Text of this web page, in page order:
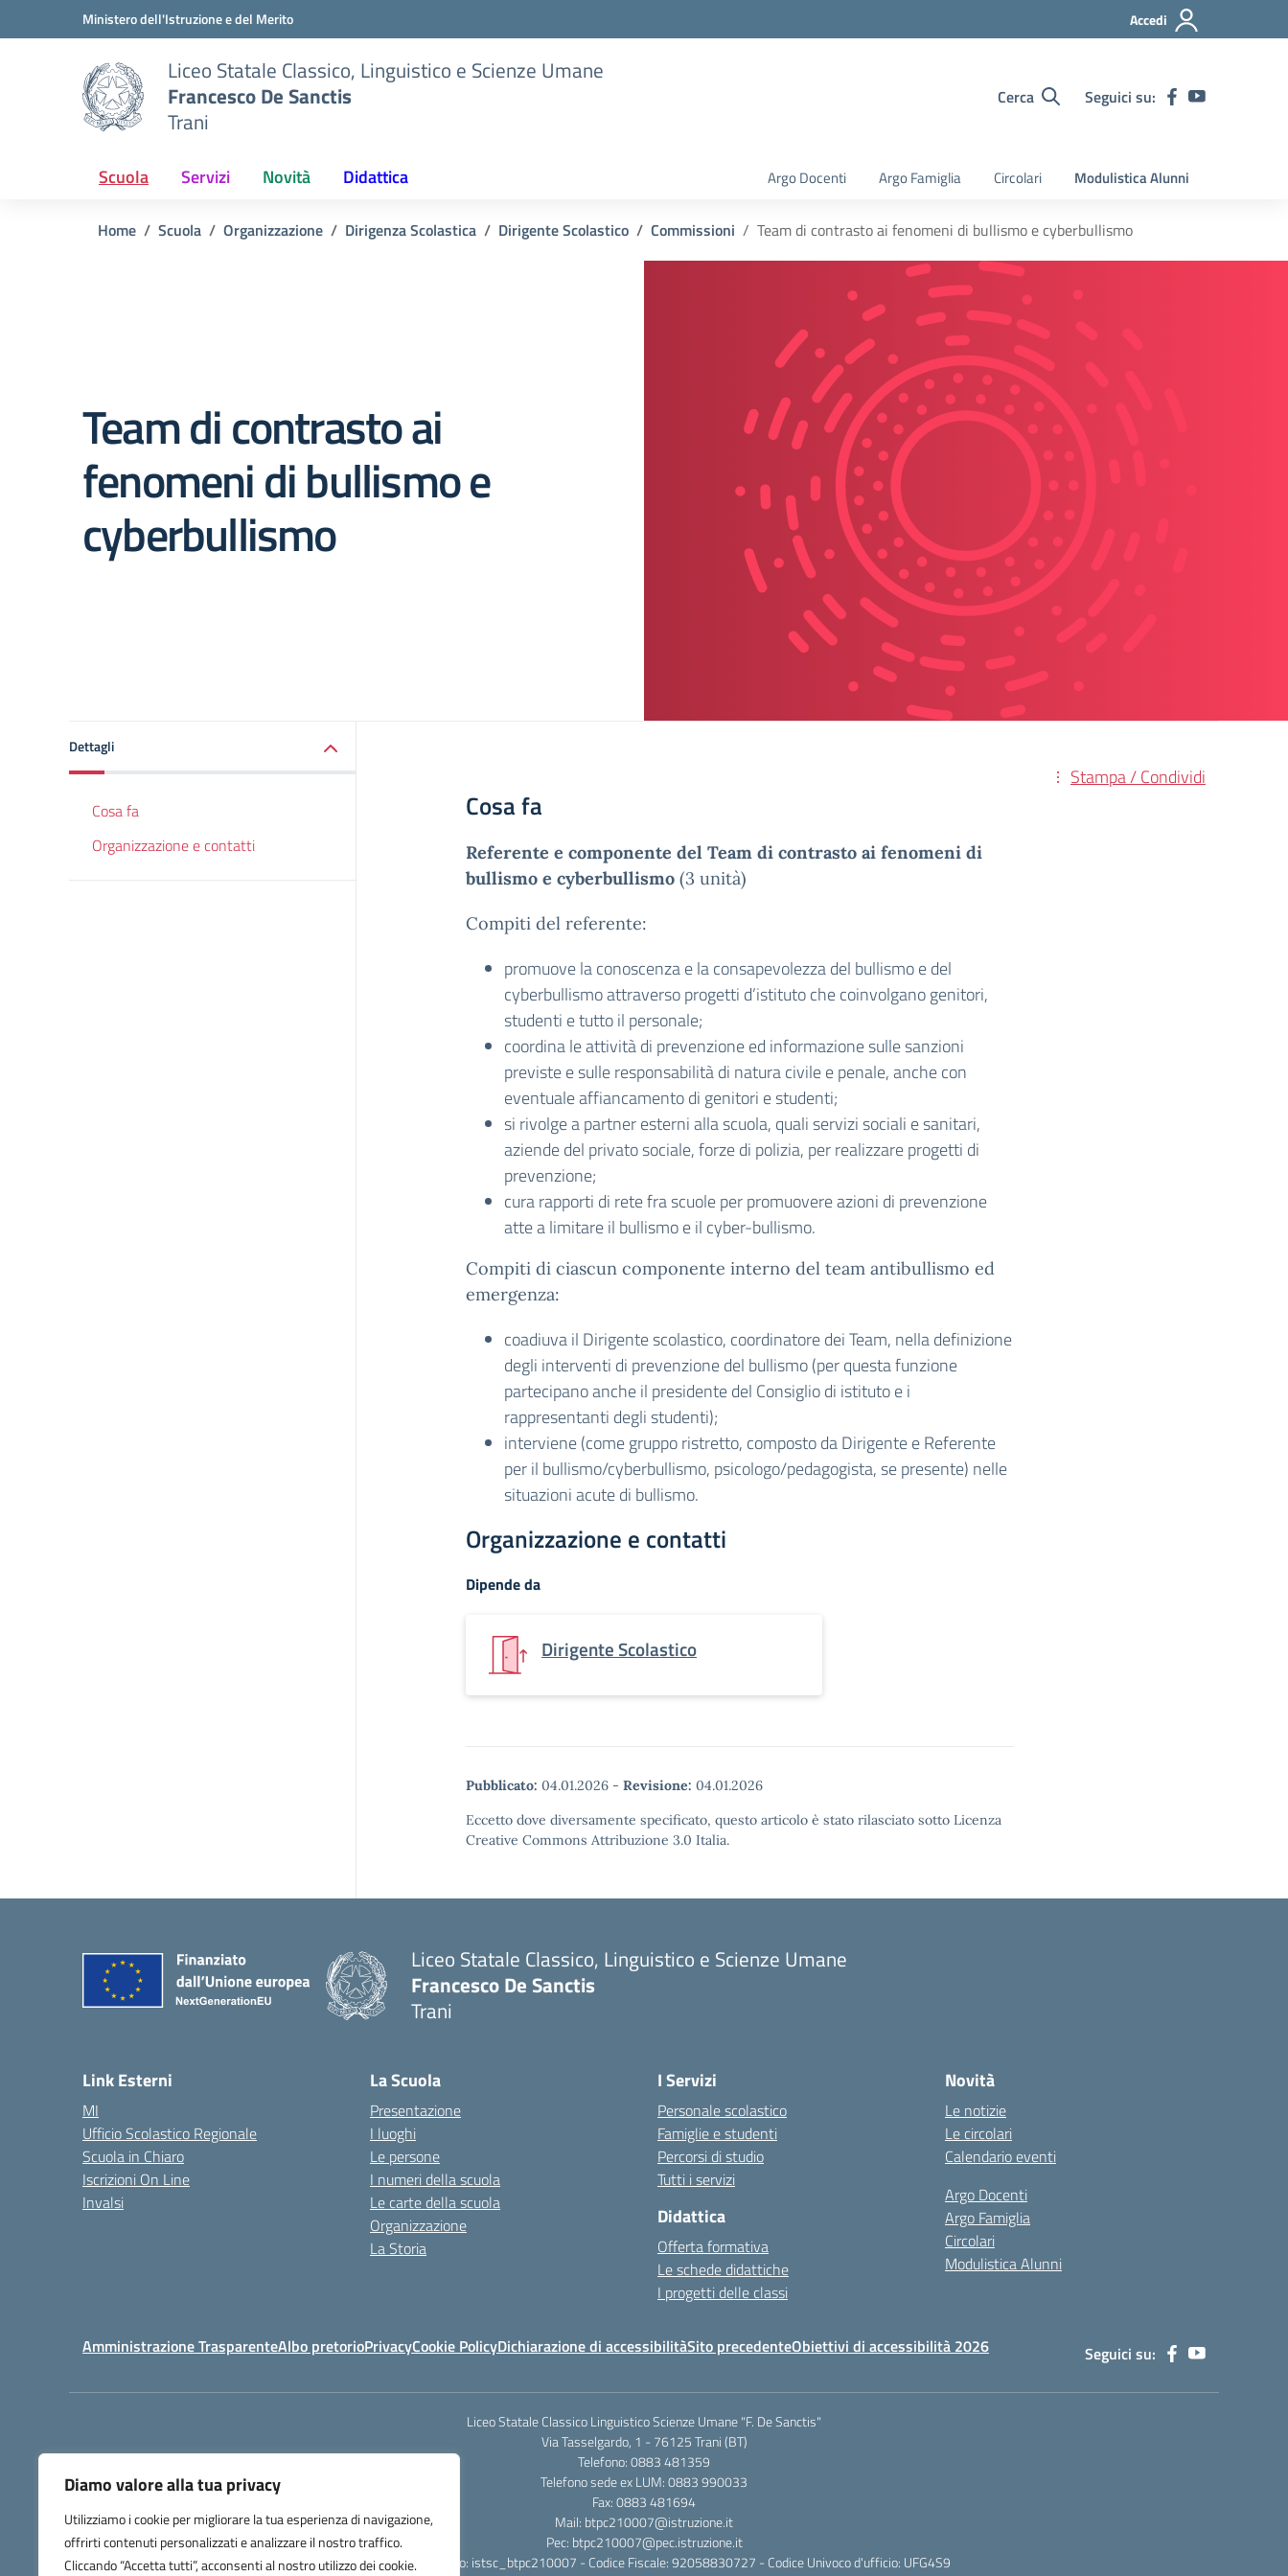
Diamo valore alla tua privacy
Utilizziamo i cookie per migliorare la tua esperienza di navigazione,
offrirti contenuti personalizzati e analizzare il nostro traffico.
Cliccando “Accetta tutti”, acconsenti al nostro utilizzo dei cookie.
Vai ai contenuti
Vai al menu di navigazioneMinistero dell'Istruzione e del Merito Accedi
Liceo Statale Classico, Linguistico e Scienze Umane
Francesco De Sanctis
Trani
Cerca Seguici su:
Scuola Servizi Novità Didattica Argo Docenti Argo Famiglia Circolari Modulistica Alunni
Home Scuola Organizzazione Dirigenza Scolastica Dirigente Scolastico Commissioni Team di contrasto ai fenomeni di bullismo e cyberbullismo
Team di contrasto ai
fenomeni di bullismo e
cyberbullismo
Dettagli
Cosa fa
Organizzazione e contatti
Stampa / Condividi
Cosa fa
Referente e componente del Team di contrasto ai fenomeni di
bullismo e cyberbullismo (3 unità)
Compiti del referente:
promuove la conoscenza e la consapevolezza del bullismo e del
cyberbullismo attraverso progetti d’istituto che coinvolgano genitori,
studenti e tutto il personale;
coordina le attività di prevenzione ed informazione sulle sanzioni
previste e sulle responsabilità di natura civile e penale, anche con
eventuale affiancamento di genitori e studenti;
si rivolge a partner esterni alla scuola, quali servizi sociali e sanitari,
aziende del privato sociale, forze di polizia, per realizzare progetti di
prevenzione;
cura rapporti di rete fra scuole per promuovere azioni di prevenzione
atte a limitare il bullismo e il cyber-bullismo.
Compiti di ciascun componente interno del team antibullismo ed
emergenza:
coadiuva il Dirigente scolastico, coordinatore dei Team, nella definizione
degli interventi di prevenzione del bullismo (per questa funzione
partecipano anche il presidente del Consiglio di istituto e i
rappresentanti degli studenti);
interviene (come gruppo ristretto, composto da Dirigente e Referente
per il bullismo/cyberbullismo, psicologo/pedagogista, se presente) nelle
situazioni acute di bullismo.
Organizzazione e contatti
Dipende da
Dirigente Scolastico
Pubblicato: 04.01.2026 - Revisione: 04.01.2026
Eccetto dove diversamente specificato, questo articolo è stato rilasciato sotto Licenza
Creative Commons Attribuzione 3.0 Italia.
Liceo Statale Classico, Linguistico e Scienze Umane
Francesco De Sanctis
Trani
Link Esterni
MI
Ufficio Scolastico Regionale
Scuola in Chiaro
Iscrizioni On Line
Invalsi
La Scuola
Presentazione
I luoghi
Le persone
I numeri della scuola
Le carte della scuola
Organizzazione
La Storia
I Servizi
Personale scolastico
Famiglie e studenti
Percorsi di studio
Tutti i servizi
Didattica
Offerta formativa
Le schede didattiche
I progetti delle classi
Novità
Le notizie
Le circolari
Calendario eventi
Argo Docenti
Argo Famiglia
Circolari
Modulistica Alunni
Amministrazione TrasparenteAlbo pretorioPrivacyCookie PolicyDichiarazione di accessibilitàSito precedenteObiettivi di accessibilità 2026 Seguici su:
Liceo Statale Classico Linguistico Scienze Umane "F. De Sanctis"
Via Tasselgardo, 1 - 76125 Trani (BT)
Telefono: 0883 481359
Telefono sede ex LUM: 0883 990033
Fax: 0883 481694
Mail: btpc210007@istruzione.it
Pec: btpc210007@pec.istruzione.it
Codice Meccanografico: istsc_btpc210007 - Codice Fiscale: 92058830727 - Codice Univoco d'ufficio: UFG4S9